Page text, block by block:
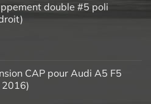
double #5 poli
CAP pour Audi A5 F5
2016)